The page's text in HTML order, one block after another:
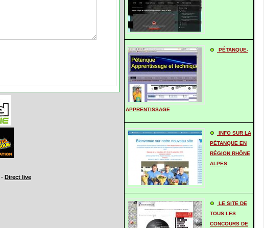
- Direct live
PÉTANQUE-
APPRENTISSAGE
INFO SUR LA
PÉTANQUE EN
RÉGION RHÔNE
ALPES
LE SITE DE
TOUS LES
CONCOURS DE